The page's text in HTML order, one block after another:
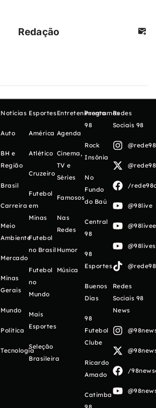
Redação
Notícias
Auto
BH e
Região
Brasil
Carreira
Meio
Ambiente
Mercado
Minas
Gerais
Mundo
Política
Tecnologia
Esportes
América
Atlético
Cruzeiro
Futebol
em
Minas
Futebol
no Brasil
Futebol
no
Mundo
Mais
Esportes
Seleção
Brasileira
Entretenimento
Agenda
Cinema,
TV e
Séries
Famosos
Nas
Redes
Humor
Música
Programas
98
Rock
Insônia
No
Fundo
do Baú
Central
98
98
Esportes
Buenos
Días
98
Futebol
Clube
Ricardo
Amado
Catimba
Redes
Sociais 98
/
@98live
Redes
Sociais 98
News
/